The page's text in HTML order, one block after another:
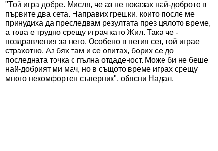
"Той игра добре. Мисля, че аз не показах най-доброто в
първите два сета. Направих грешки, които после ме
принудиха да преследвам резултата през цялото време,
а това е трудно срещу играч като Жил. Така че -
поздравления за него. Особено в петия сет, той играе
страхотно. Аз бях там и се опитах, борих се до
последната точка с пълна отдаденост. Може би не беше
най-добрият ми мач, но в същото време играх срещу
много некомфортен съперник", обясни Надал.